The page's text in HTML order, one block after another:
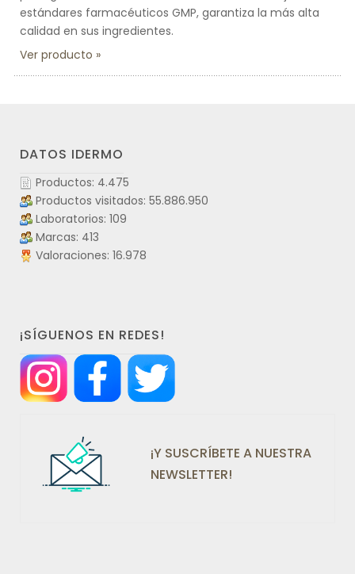
estándares farmacéuticos GMP, garantiza la más alta
calidad en sus ingredientes.
Ver producto
DATOS IDERMO
Productos: 4.475
Productos visitados: 55.886.950
Laboratorios: 109
Marcas: 413
Valoraciones: 16.978
¡SÍGUENOS EN REDES!
¡Y SUSCRÍBETE A NUESTRA
NEWSLETTER!